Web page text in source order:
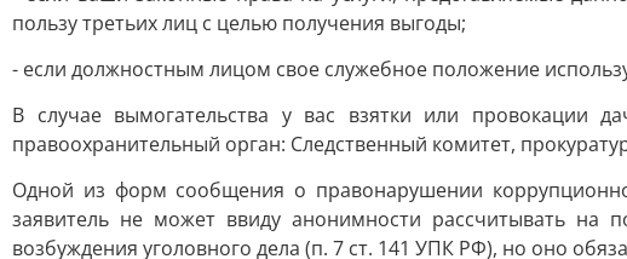
пользу третьих лиц с целью получения выгоды;
- если должностным лицом свое служебное положение
В случае вымогательства у вас взятки или провокации
правоохранительный орган: Следственный комитет,
Одной из форм сообщения о правонарушении
заявитель не может ввиду анонимности рассчитывать
возбуждения уголовного дела (п. 7 ст. 141 УПК РФ), но оно